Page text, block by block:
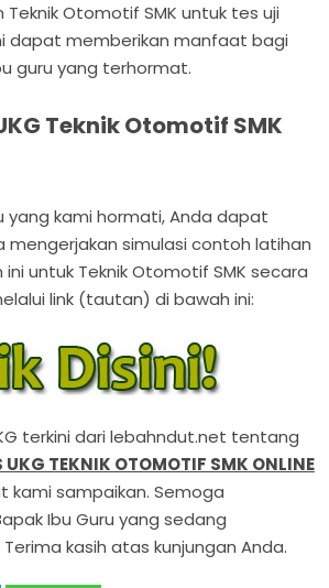
Otomotif SMK untuk tes uji
dapat memberikan manfaat bagi
guru yang terhormat.
Teknik Otomotif SMK
yang kami hormati, Anda dapat
mengerjakan simulasi contoh latihan
untuk Teknik Otomotif SMK secara
link (tautan) di bawah ini:
terkini dari lebahndut.net tentang
UKG TEKNIK OTOMOTIF SMK ONLINE
kami sampaikan. Semoga
Ibu Guru yang sedang
kasih atas kunjungan Anda.